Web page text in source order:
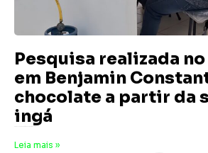
Pesquisa realizada no
em Benjamin
chocolate a partir da
ingá
Leia mais »